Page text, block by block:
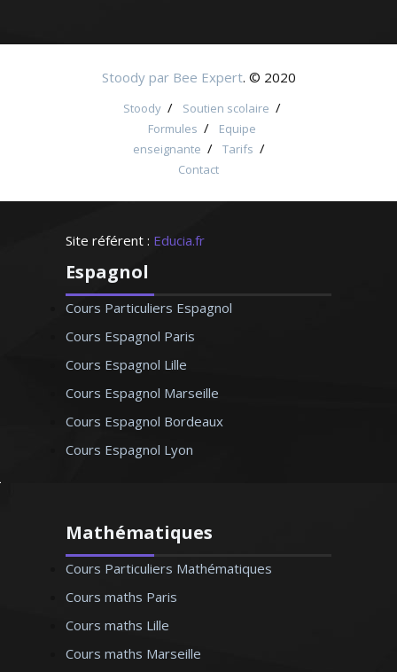
Stoody par Bee Expert. © 2020
Stoody / Soutien scolaire /
Formules /
Equipe
enseignante / Tarifs /
Contact
Site référent : Educia.fr
Espagnol
Cours Particuliers Espagnol
Cours Espagnol Paris
Cours Espagnol Lille
Cours Espagnol Marseille
Cours Espagnol Bordeaux
Cours Espagnol Lyon
Mathématiques
Cours Particuliers Mathématiques
Cours maths Paris
Cours maths Lille
Cours maths Marseille